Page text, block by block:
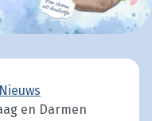
Nieuws
en Darmen